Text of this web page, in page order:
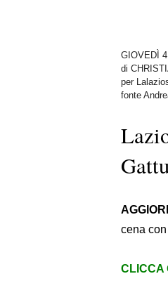
GIOVEDÌ
di
per
fonte
cena
CLICCA